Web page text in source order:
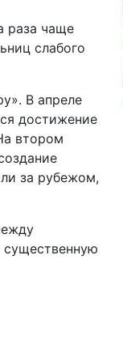
раза чаще
слабого
В апреле
достижение
втором
за рубежом,